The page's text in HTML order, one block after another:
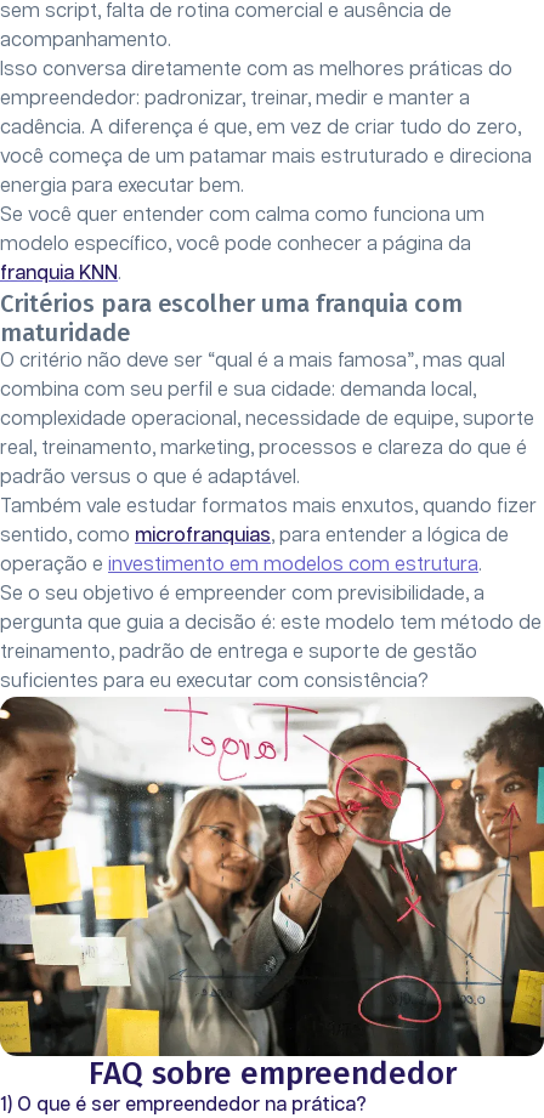
sem script, falta de rotina comercial e ausência de
acompanhamento.
Isso conversa diretamente com as melhores práticas do
empreendedor: padronizar, treinar, medir e manter a
cadência. A diferença é que, em vez de criar tudo do zero,
você começa de um patamar mais estruturado e direciona
energia para executar bem.
Se você quer entender com calma como funciona um
modelo específico, você pode conhecer a página da
franquia KNN.
Critérios para escolher uma franquia com
maturidade
O critério não deve ser “qual é a mais famosa”, mas qual
combina com seu perfil e sua cidade: demanda local,
complexidade operacional, necessidade de equipe, suporte
real, treinamento, marketing, processos e clareza do que é
padrão versus o que é adaptável.
Também vale estudar formatos mais enxutos, quando fizer
sentido, como microfranquias, para entender a lógica de
operação e investimento em modelos com estrutura.
Se o seu objetivo é empreender com previsibilidade, a
pergunta que guia a decisão é: este modelo tem método de
treinamento, padrão de entrega e suporte de gestão
suficientes para eu executar com consistência?
FAQ sobre empreendedor
1) O que é ser empreendedor na prática?